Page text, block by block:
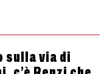
sulla via di